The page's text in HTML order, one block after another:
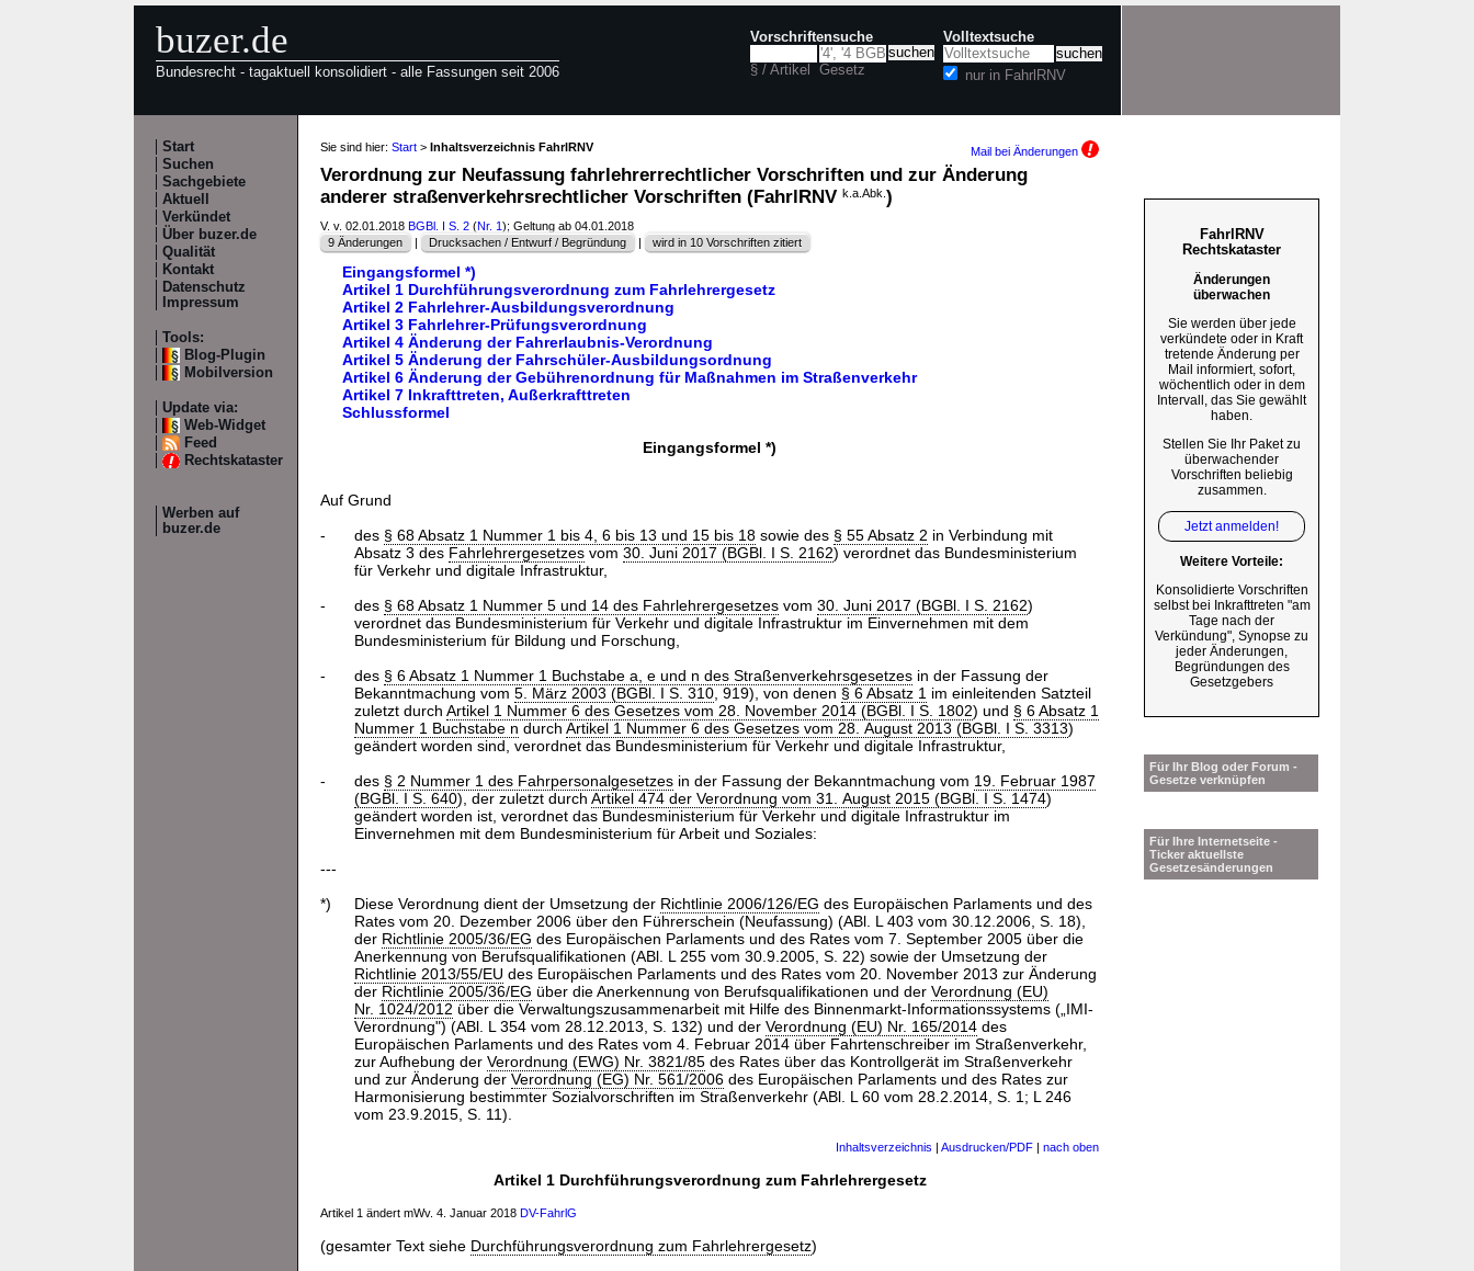
buzer.de
Bundesrecht - tagaktuell konsolidiert - alle Fassungen seit 2006
Vorschriftensuche
§ / Artikel Gesetz
Volltextsuche
nur in FahrlRNV
Start
Suchen
Sachgebiete
Aktuell
Verkündet
Über buzer.de
Qualität
Kontakt
Datenschutz
Impressum
Tools:
Blog-Plugin
Mobilversion
Update via:
Web-Widget
Feed
Rechtskataster
Werben auf
buzer.de
Sie sind hier: Start > Inhaltsverzeichnis FahrlRNV Mail bei Änderungen
Verordnung zur Neufassung fahrlehrerrechtlicher Vorschriften und zur Änderung
anderer straßenverkehrsrechtlicher Vorschriften (FahrlRNV k.a.Abk. )
V. v. 02.01.2018 BGBl. I S. 2 (Nr. 1); Geltung ab 04.01.2018
9 Änderungen
| Drucksachen / Entwurf / Begründung | wird in 10 Vorschriften zitiert
Eingangsformel *)
Artikel 1 Durchführungsverordnung zum Fahrlehrergesetz
Artikel 2 Fahrlehrer-Ausbildungsverordnung
Artikel 3 Fahrlehrer-Prüfungsverordnung
Artikel 4 Änderung der Fahrerlaubnis-Verordnung
Artikel 5 Änderung der Fahrschüler-Ausbildungsordnung
Artikel 6 Änderung der Gebührenordnung für Maßnahmen im Straßenverkehr
Artikel 7 Inkrafttreten, Außerkrafttreten
Schlussformel
Eingangsformel *)
Auf Grund
-
des § 68 Absatz 1 Nummer 1 bis 4, 6 bis 13 und 15 bis 18sowie des § 55 Absatz 2 in Verbindung mit
Absatz 3 des Fahrlehrergesetzesvom 30. Juni 2017 (BGBl. I S. 2162) verordnet das Bundesministerium
für Verkehr und digitale Infrastruktur,
-
des § 68 Absatz 1 Nummer 5 und 14 des Fahrlehrergesetzesvom 30. Juni 2017 (BGBl. I S. 2162)
verordnet das Bundesministerium für Verkehr und digitale Infrastruktur im Einvernehmen mit dem
Bundesministerium für Bildung und Forschung,
-
des § 6 Absatz 1 Nummer 1 Buchstabe a, e und n des Straßenverkehrsgesetzesin der Fassung der
Bekanntmachung vom 5. März 2003 (BGBl. I S. 310, 919), von denen § 6 Absatz 1 im einleitenden Satzteil
zuletzt durch Artikel 1 Nummer 6 des Gesetzes vom 28. November 2014 (BGBl. I S. 1802) und § 6 Absatz 1
Nummer 1 Buchstabe n durch Artikel 1 Nummer 6 des Gesetzes vom 28. August 2013 (BGBl. I S. 3313)
geändert worden sind, verordnet das Bundesministerium für Verkehr und digitale Infrastruktur,
-
des § 2 Nummer 1 des Fahrpersonalgesetzesin der Fassung der Bekanntmachung vom 19. Februar 1987
(BGBl. I S. 640), der zuletzt durch Artikel 474 der Verordnung vom 31. August 2015 (BGBl. I S. 1474)
geändert worden ist, verordnet das Bundesministerium für Verkehr und digitale Infrastruktur im
Einvernehmen mit dem Bundesministerium für Arbeit und Soziales:
---
*)
Diese Verordnung dient der Umsetzung der Richtlinie 2006/126/EG des Europäischen Parlaments und des
Rates vom 20. Dezember 2006 über den Führerschein (Neufassung) (ABl. L 403 vom 30.12.2006, S. 18),
der Richtlinie 2005/36/EG des Europäischen Parlaments und des Rates vom 7. September 2005 über die
Anerkennung von Berufsqualifikationen (ABl. L 255 vom 30.9.2005, S. 22) sowie der Umsetzung der
Richtlinie 2013/55/EU des Europäischen Parlaments und des Rates vom 20. November 2013 zur Änderung
der Richtlinie 2005/36/EG über die Anerkennung von Berufsqualifikationen und der Verordnung (EU)
Nr. 1024/2012 über die Verwaltungszusammenarbeit mit Hilfe des Binnenmarkt-Informationssystems („IMI-
Verordnung") (ABl. L 354 vom 28.12.2013, S. 132) und der Verordnung (EU) Nr. 165/2014des
Europäischen Parlaments und des Rates vom 4. Februar 2014 über Fahrtenschreiber im Straßenverkehr,
zur Aufhebung der Verordnung (EWG) Nr. 3821/85des Rates über das Kontrollgerät im Straßenverkehr
und zur Änderung der Verordnung (EG) Nr. 561/2006des Europäischen Parlaments und des Rates zur
Harmonisierung bestimmter Sozialvorschriften im Straßenverkehr (ABl. L 60 vom 28.2.2014, S. 1; L 246
vom 23.9.2015, S. 11).
Inhaltsverzeichnis | Ausdrucken/PDF | nach oben
Artikel 1 Durchführungsverordnung zum Fahrlehrergesetz
Artikel 1 ändert mWv. 4. Januar 2018 DV-FahrlG
(gesamter Text siehe Durchführungsverordnung zum Fahrlehrergesetz)
FahrlRNV
Rechtskataster
Änderungen
überwachen
Sie werden über jede
verkündete oder in Kraft
tretende Änderung per
Mail informiert, sofort,
wöchentlich oder in dem
Intervall, das Sie gewählt
haben.
Stellen Sie Ihr Paket zu
überwachender
Vorschriften beliebig
zusammen.
Jetzt anmelden!
Weitere Vorteile:
Konsolidierte Vorschriften
selbst bei Inkrafttreten "am
Tage nach der
Verkündung", Synopse zu
jeder Änderungen,
Begründungen des
Gesetzgebers
Für Ihr Blog oder Forum -
Gesetze verknüpfen
Für Ihre Internetseite -
Ticker aktuellste
Gesetzesänderungen